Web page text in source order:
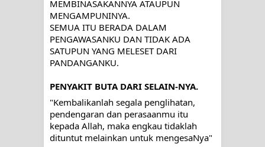
SURAT AL-FATIHAHNYA TIDAK
FASIH. TAPI SINGA PUN TUNDUK
PADANYA
SHAYKH TAREKAT ATAU TUKANG
SIHIR? JANGAN MUDAH
TERPESONA, JANGAN JUGA
MEMBINASAKANNYA ATAUPUN
MENGAMPUNINYA.
SEMUA ITU BERADA DALAM
PENGAWASANKU DAN TIDAK ADA
SATUPUN YANG MELESET DARI
PANDANGANKU.
PENYAKIT BUTA DARI SELAIN-NYA.
"Kembalikanlah segala penglihatan,
pendengaran dan perasaanmu itu
kepada Allah, maka engkau tidaklah
dituntut melainkan untuk mengesaNya"